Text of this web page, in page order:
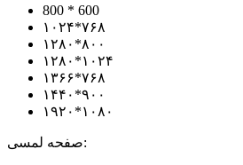
800 * 600
۱۰۲۴*۷۶۸
۱۲۸۰*۸۰۰
۱۲۸۰*۱۰۲۴
۱۳۶۶*۷۶۸
۱۴۴۰*۹۰۰
۱۹۲۰*۱۰۸۰
صفحه لمسی: